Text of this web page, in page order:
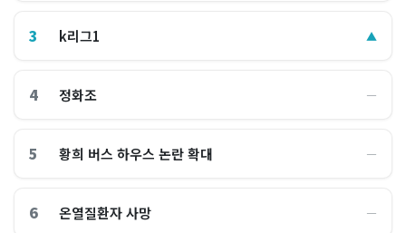
3 k리그1 ▲
4 정화조 ―
5 황희 버스 하우스 논란 확대 ―
6 온열질환자 사망 ―